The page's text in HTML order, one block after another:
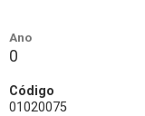
Ano
0
Código
01020075